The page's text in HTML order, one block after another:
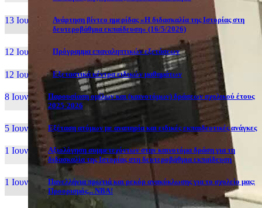
13 Ιουν, 26
Ανάρτηση βίντεο ημερίδας «Η διδασκαλία της Ιστορίας στη
δευτεροβάθμια εκπαίδευση» (16/5/2026)
12 Ιουν, 26 Πρόγραμμα επαναληπτικών εξετάσεων
12 Ιουν, 26 Εξεταστικά κέντρα ειδικών μαθημάτων
8 Ιουν, 26
Παρουσίαση ομίλων και (καινοτόμων) δράσεων σχολικού έτους
2025-2026
5 Ιουν, 26 Εξέταση ατόμων με αναπηρία και ειδικές εκπαιδευτικές ανάγκες
1 Ιουν, 26
Αξιολόγηση συμμετεχόντων στην καινοτόμα δράση για τη
διδασκαλία της Ιστορίας στη δευτεροβάθμια εκπαίδευση
1 Ιουν, 26
Πανελλήνια πρωτιά και ρεκόρ ανακύκλωσης για το σχολείο μας:
Προορισμός... NBA!